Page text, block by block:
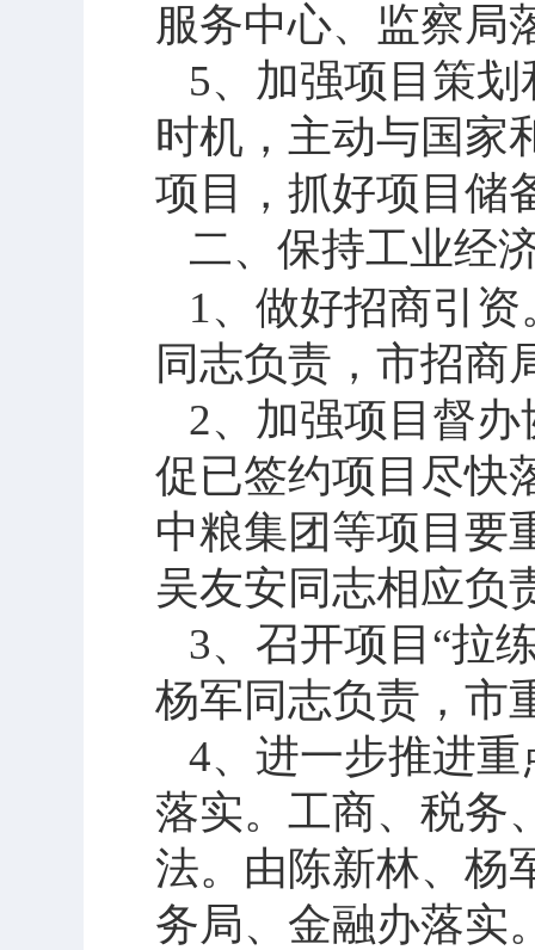
服务中心、监察局
5、加强项目策
时机，主动与国家
项目，抓好项目储
二、保持工业经
1、做好招商引
同志负责，市招商
2、加强项目督
促已签约项目尽快
中粮集团等项目要
吴友安同志相应负
3、召开项目“拉
杨军同志负责，市
4、进一步推进
落实。工商、税务
法。由陈新林、杨
务局、金融办落实